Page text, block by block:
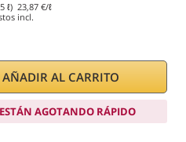
ℓ) 23,87 €/ℓ
incl.
AÑADIR AL CARRITO
AGOTANDO RÁPIDO